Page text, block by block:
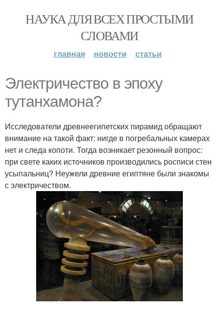
НАУКА ДЛЯ ВСЕХ ПРОСТЫМИ
СЛОВАМИ
главная новости статьи
Электричество в эпоху
тутанхамона?
Исследователи древнеегипетских пирамид обращают
внимание на такой факт: нигде в погребальных камерах
нет и следа копоти. Тогда возникает резонный вопрос:
при свете каких источников производились росписи стен
усыпальниц? Неужели древние египтяне были знакомы
с электричеством.